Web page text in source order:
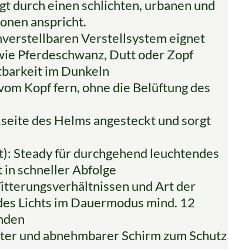
durch einen schlichten, urbanen und
anspricht.
Verstellsystem eignet
Pferdeschwanz, Dutt oder Zopf
im Dunkeln
Kopf fern, ohne die Belüftung des
des Helms angesteckt und sorgt
Steady für durchgehend leuchtendes
in schneller Abfolge
und Art der
Lichts im Dauermodus mind. 12
und abnehmbarer Schirm zum Schutz